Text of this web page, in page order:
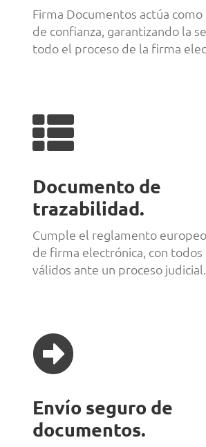
Firma Documentos actúa
de confianza, garantizando la
todo el proceso de la firma

Documento de
trazabilidad.
Cumple el reglamento
de firma electrónica, con
válidos ante un proceso judicial.

Envío seguro de
documentos.